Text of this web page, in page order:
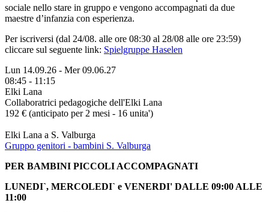
sociale nello stare in gruppo e vengono accompagnati da due
maestre d’infanzia con esperienza.
Per iscriversi (dal 24/08. alle ore 08:30 al 28/08 alle ore 23:59)
cliccare sul seguente link: Spielgruppe Haselen
Lun 14.09.26 - Mer 09.06.27
08:45 - 11:15
Elki Lana
Collaboratrici pedagogiche dell'Elki Lana
192 € (anticipato per 2 mesi - 16 unita')
Elki Lana a S. Valburga
Gruppo genitori - bambini S. Valburga
PER BAMBINI PICCOLI ACCOMPAGNATI
LUNEDI`, MERCOLEDI` e VENERDI' DALLE 09:00 ALLE
11:00